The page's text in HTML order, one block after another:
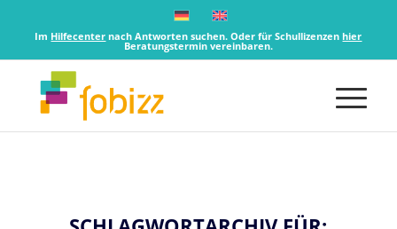
Im Hilfecenter nach Antworten suchen. Oder für Schullizenzenhier
Beratungstermin vereinbaren.